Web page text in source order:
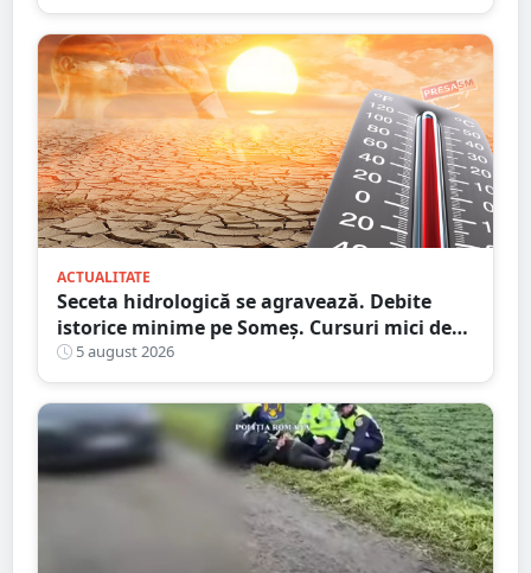
ACTUALITATE
Seceta hidrologică se agravează. Debite
istorice minime pe Someș. Cursuri mici de
ape au secat
5 august 2026